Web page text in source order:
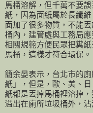
馬桶溶解，但千萬不要誤
紙，因為面紙屬於長纖維
面加了很多物質，不能丟
桶內，建管處與工務局應
相關規範方便民眾把糞紙
馬桶，這樣才符合環保。
簡余晏表示，台北市的
紙」，但是，歐、美、
紙都是丟掉馬桶裡溶掉
溢出在廁所垃圾桶外，